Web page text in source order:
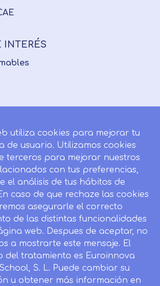
INTERÉS
aquí
Torrecilla N.º 30 EDIFICIO EDUCA
18.200, Maracena (Granada)
utiliza cookies para mejorar tu
de usuario. Utilizamos cookies
terceros para mejorar nuestros
con tus preferencias,
el análisis de tus hábitos de
caso de que rechaze las cookies
asegurarle el correcto
de las distintas funcionalidades
web. Despues de aceptar, no
a mostrarte este mensaje. El
del tratamiento es Euroinnova
S. L. Puede cambiar su
u obtener más información en